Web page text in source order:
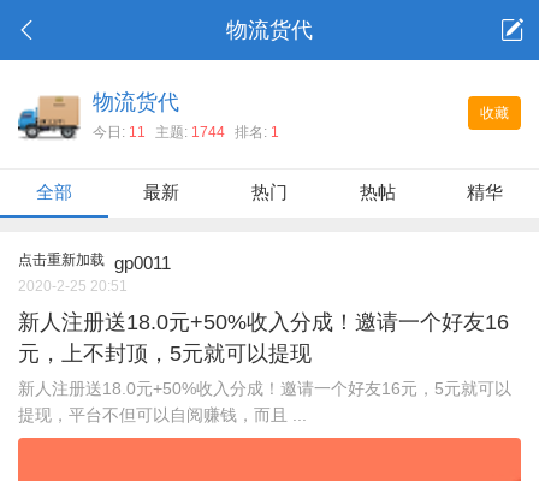
物流货代
收藏
物流货代
今日: 11 主题: 1744 排名: 1
全部 最新 热门 热帖 精华
点击重新加载 gp0011
2020-2-25 20:51
新人注册送18.0元+50%收入分成！邀请一个好友16
元，上不封顶，5元就可以提现
新人注册送18.0元+50%收入分成！邀请一个好友16元，5元就可以
提现，平台不但可以自阅赚钱，而且 ...